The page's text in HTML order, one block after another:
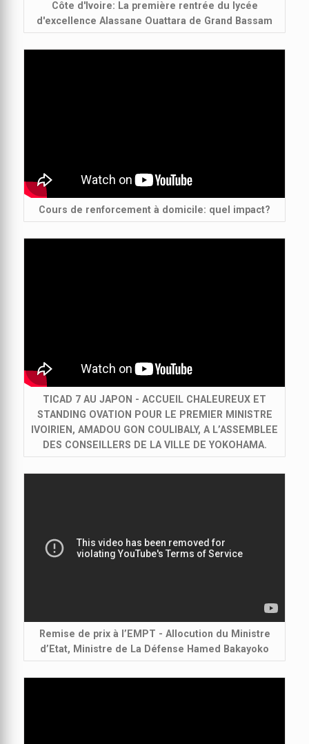
Côte d'Ivoire: La première rentrée du lycée
d'excellence Alassane Ouattara de Grand Bassam
Cours de renforcement à domicile: quel impact?
TICAD 7 AU JAPON - ACCUEIL CHALEUREUX ET
STANDING OVATION POUR LE PREMIER MINISTRE
IVOIRIEN, AMADOU GON COULIBALY, A L’ASSEMBLEE
DES CONSEILLERS DE LA VILLE DE YOKOHAMA.
Remise de prix à l’EMPT - Allocution du Ministre
d’Etat, Ministre de La Défense Hamed Bakayoko